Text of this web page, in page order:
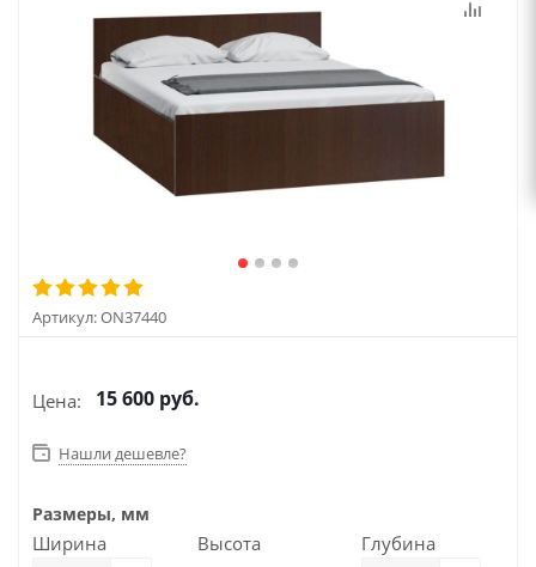
Артикул:ON37440
Цена: 15 600 руб.
Нашли дешевле?
Размеры, мм
Ширина Высота Глубина